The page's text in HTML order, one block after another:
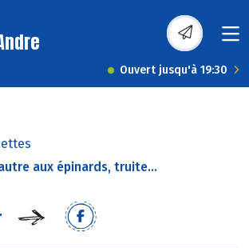
Ouvert jusqu'à 19:30
aux épinards, truite...